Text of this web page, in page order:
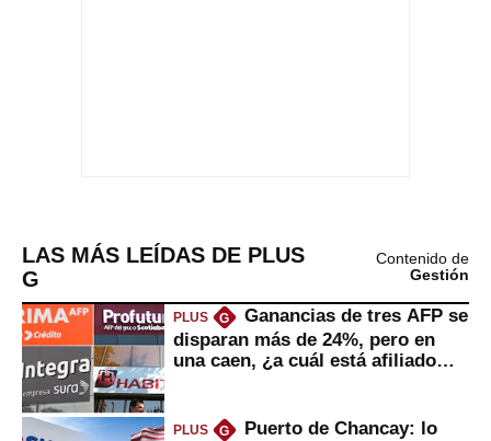
LAS MÁS LEÍDAS DE PLUS
G
Contenido de
Gestión
PLUS G
Ganancias de tres AFP se
disparan más de 24%, pero en
una caen, ¿a cuál está afiliado
PLUS G
Puerto de Chancay: lo